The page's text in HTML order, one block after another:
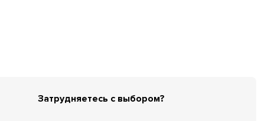
Затрудняетесь с выбором?